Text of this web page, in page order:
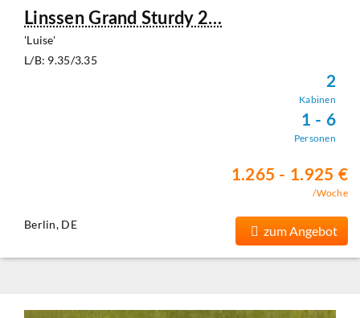
Linssen Grand Sturdy 2…
'Luise'
L/B: 9.35/3.35
2
Kabinen
1 - 6
Personen
1.265 - 1.925 €
/Woche
Berlin, DE zum Angebot